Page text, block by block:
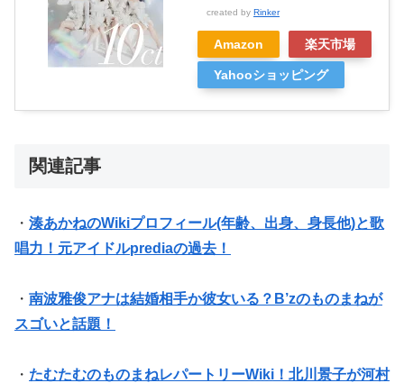
created by Rinker
Amazon 楽天市場
Yahooショッピング
関連記事
・ 湊あかねのWikiプロフィール(年齢、出身、身長他)と歌
唱力！元アイドルprediaの過去！
・ 南波雅俊アナは結婚相手か彼女いる？B’zのものまねが
スゴいと話題！
・ たむたむのものまねレパートリーWiki！北川景子が河村